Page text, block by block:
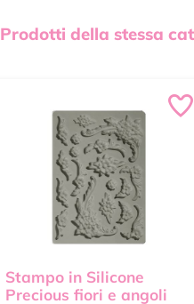
Prodotti della stessa
Stampo in Silicone
Precious fiori e angoli